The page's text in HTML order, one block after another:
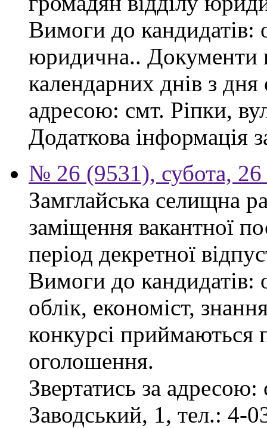
Вимоги до кандидатів:
юридична.. Документи
календарних днів з
адресою: смт. Ріпки,
Додаткова інформація
№ 26 (9531), субота, 26
Замглайська селищна
заміщення вакантної
період декретної
Вимоги до кандидатів:
облік, економіст,
конкурсі приймаються
оголошення.
Звертатись за
Заводський, 1, тел.: 4-